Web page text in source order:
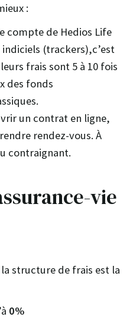
:
compte de Hedios Life
(trackers),c’est
frais sont 5 à 10 fois
des fonds
un contrat en ligne,
rendez-vous. À
contraignant.
vie
structure de frais est la
0%